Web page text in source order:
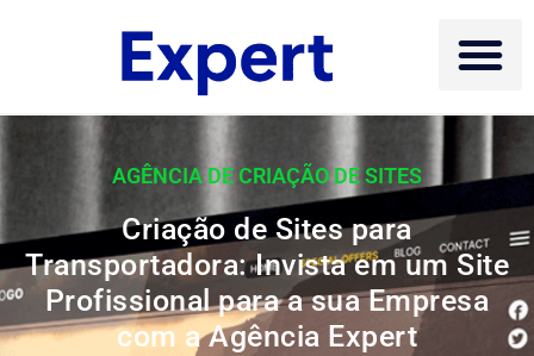
AGÊNCIA DE CRIAÇÃO DE SITES
Criação de Sites para
Transportadora: Invista em um Site
Profissional para a sua Empresa
com a Agência Expert